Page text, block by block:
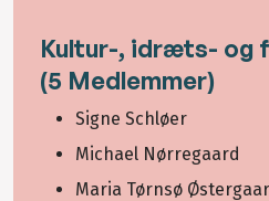
Kultur-, idræts- og
(5 Medlemmer)
Signe Schløer
Michael Nørregaard
Maria Tørnsø